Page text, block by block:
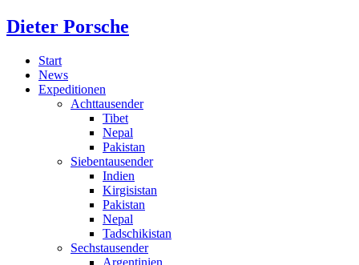
Dieter Porsche
Start
News
Expeditionen
Achttausender
Tibet
Nepal
Pakistan
Siebentausender
Indien
Kirgisistan
Pakistan
Nepal
Tadschikistan
Sechstausender
Argentinien